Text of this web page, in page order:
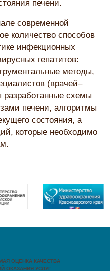
печени.
современной
количество способов
инфекционных
гепатитов:
методы,
(врачей–
схемы
печени, алгоритмы
состояния, а
которые необходимо